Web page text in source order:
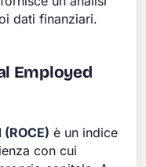
dati finanziari.
Employed
è un indice
con cui